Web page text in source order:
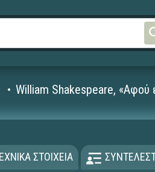
William Shakespeare, «Αφού
ΣΤΟΙΧΕΙΑ